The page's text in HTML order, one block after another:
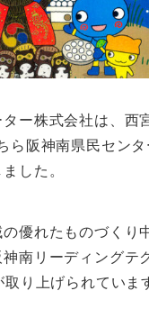
ー株式会社は、西
ら阪神南県民セン
した。
優れたものづくり
南リーディングテ
取り上げられていま